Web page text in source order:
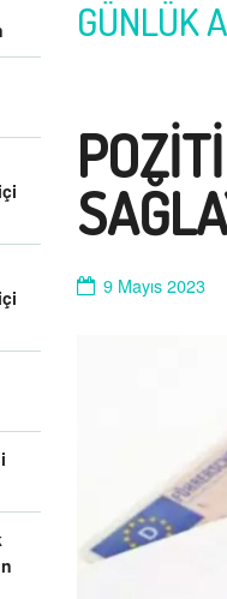
GÜNLÜK
9 Mayıs 2023